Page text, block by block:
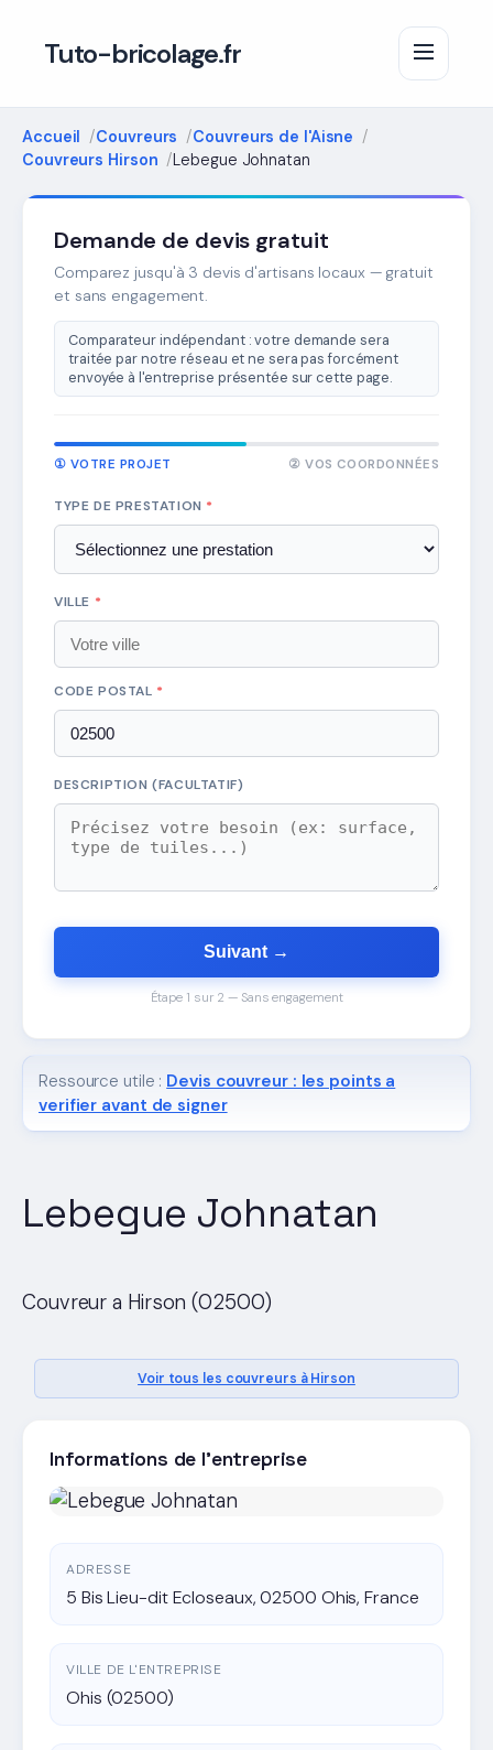
Tuto-bricolage.fr
Accueil Couvreurs
Couvreurs de l'Aisne
Couvreurs Hirson
Lebegue Johnatan
Lebegue Johnatan
Couvreur a Hirson (02500)
Voir tous les couvreurs à Hirson
Informations de l'entreprise
ADRESSE
5 Bis Lieu-dit Ecloseaux, 02500 Ohis, France
VILLE DE L'ENTREPRISE
Ohis (02500)
Demande de devis gratuit
Comparez jusqu'à 3 devis d'artisans locaux — gratuit
et sans engagement.
Comparateur indépendant : votre demande sera
traitée par notre réseau et ne sera pas forcément
envoyée à l'entreprise présentée sur cette page.
① VOTRE PROJET ② VOS COORDONNÉES
TYPE DE PRESTATION *
VILLE *
CODE POSTAL *
DESCRIPTION (FACULTATIF)
Suivant →
Étape 1 sur 2 — Sans engagement
Ressource utile : Devis couvreur : les points a
verifier avant de signer